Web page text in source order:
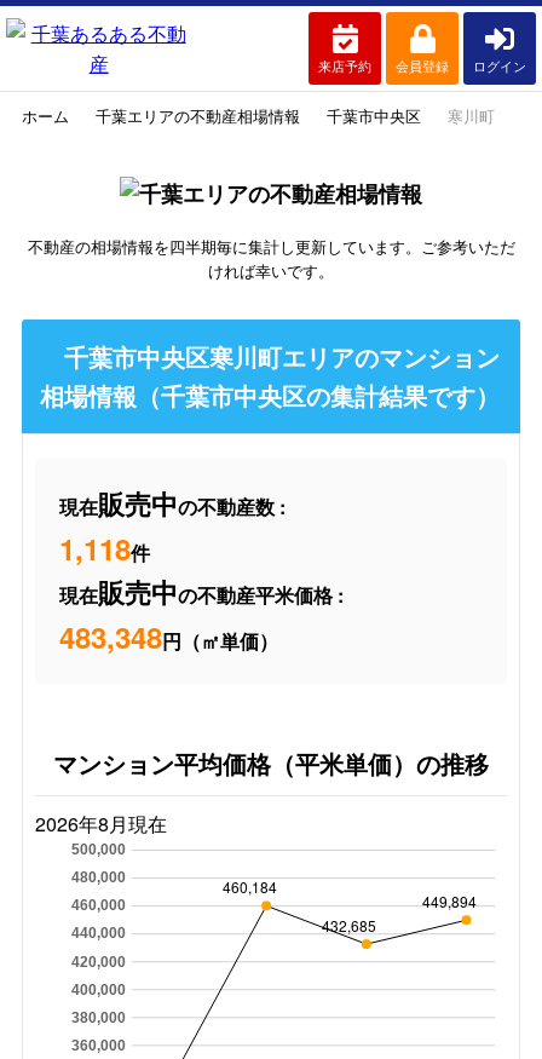
来店予約 会員登録 ログイン
ホーム 千葉エリアの不動産相場情報 千葉市中央区 寒川町
不動産の相場情報を四半期毎に集計し更新しています。ご参考いただ
ければ幸いです。
千葉市中央区寒川町エリアのマンション
相場情報（千葉市中央区の集計結果です）
現在販売中の不動産数 :
1,118件
現在販売中の不動産平米価格 :
483,348円（㎡単価）
マンション平均価格（平米単価）の推移
2026年8月現在
360,000
380,000
400,000
420,000
440,000
460,000
480,000
500,000
460,184
432,685
449,894